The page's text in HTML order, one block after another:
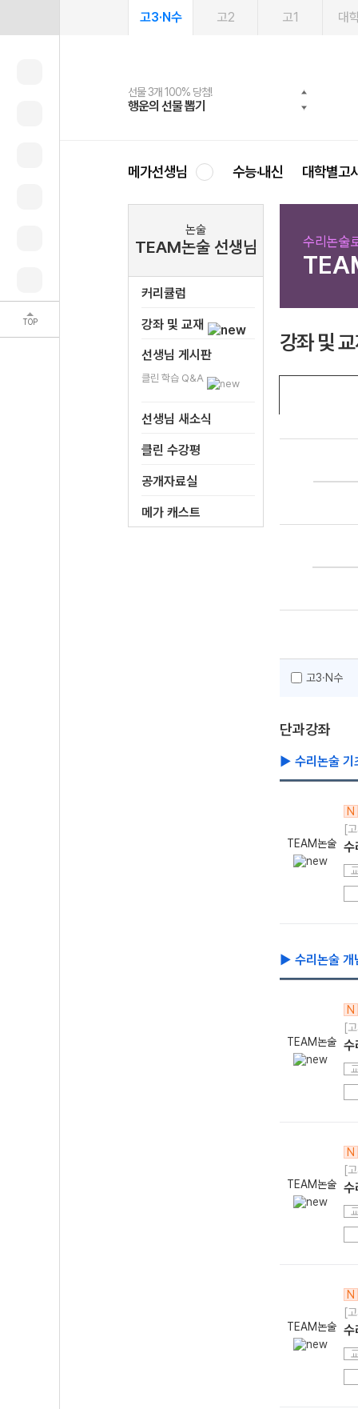
TOP
고3·N수 고2 고1 대
선물 3개 100% 당첨!
행운의 선물 뽑기
선물 100% 증정!
메가스터디 X 올리브
여름방학 스터디 캐시백
메가런 썸머스쿨
2027 러셀 단과
강사 공개선발
스마트러닝앱
설문 EVENT
메가패스
3일 무료 체험권
메가패스 수강생 무료혜택!
메가클럽 멤버십
사회공헌 캠페인
희망이룸 메가나눔
메가선생님 수능·내신 대학별고
논술
TEAM논술 선생님
커리큘럼
강좌 및 교재
선생님 게시판
클린 학습 Q&A
선생님 새소식
클린 수강평
공개자료실
메가 캐스트
수리논술
강좌 및
고3·N수
단과강좌
▶ 수리논술 기
TEAM논술
N
[
수
▶ 수리논술 개
TEAM논술
N
[
TEAM논술
N
[
수
TEAM논술
N
[
수